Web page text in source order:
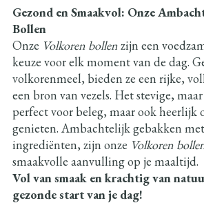
Gezond en Smaakvol: Onze
Bollen
Onze Volkoren bollenzijn een
keuze voor elk moment van de dag.
volkorenmeel, bieden ze een rijke,
een bron van vezels. Het stevige,
perfect voor beleg, maar ook heerlijk
genieten. Ambachtelijk gebakken
ingrediënten, zijn onze Volkoren
smaakvolle aanvulling op je maaltijd.
Vol van smaak en krachtig van
gezonde start van je dag!